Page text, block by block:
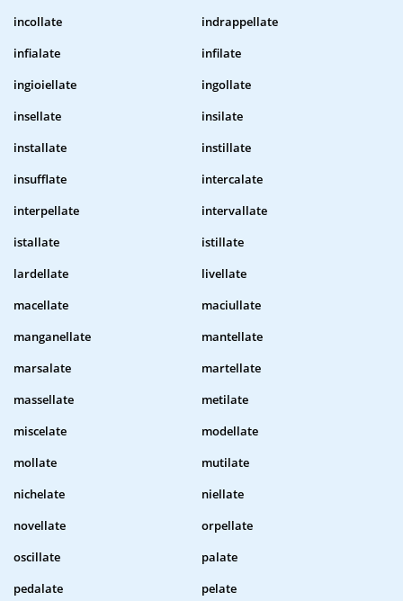
incollate
indrappellate
infialate
infilate
ingioiellate
ingollate
insellate
insilate
installate
instillate
insufflate
intercalate
interpellate
intervallate
istallate
istillate
lardellate
livellate
macellate
maciullate
manganellate
mantellate
marsalate
martellate
massellate
metilate
miscelate
modellate
mollate
mutilate
nichelate
niellate
novellate
orpellate
oscillate
palate
pedalate
pelate